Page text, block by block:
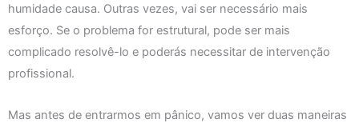
humidade causa. Outras vezes, vai ser necessário mais
esforço. Se o problema for estrutural, pode ser mais
complicado resolvê-lo e poderás necessitar de intervenção
profissional.
Mas antes de entrarmos em pânico, vamos ver duas maneiras